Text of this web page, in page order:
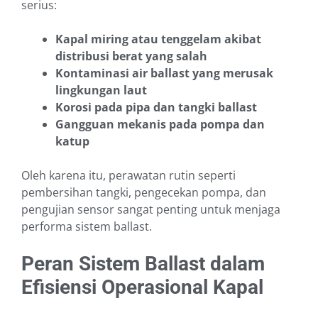
serius:
Kapal miring atau tenggelam akibat
distribusi berat yang salah
Kontaminasi air ballast yang merusak
lingkungan laut
Korosi pada pipa dan tangki ballast
Gangguan mekanis pada pompa dan
katup
Oleh karena itu, perawatan rutin seperti
pembersihan tangki, pengecekan pompa, dan
pengujian sensor sangat penting untuk menjaga
performa sistem ballast.
Peran Sistem Ballast dalam
Efisiensi Operasional Kapal